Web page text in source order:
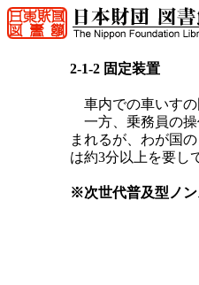
2-1-2 固定装置
車内での車いすの
一方、乗務員の操
まれるが、わが国
は約3分以上を要し
※次世代普及型ノ